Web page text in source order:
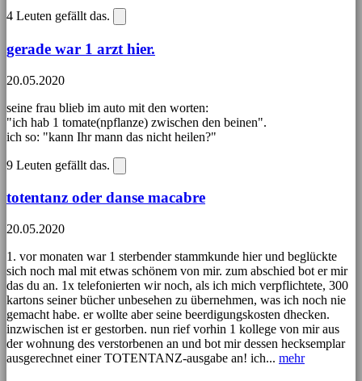
4 Leuten gefällt das.
gerade war 1 arzt hier.
20.05.2020
seine frau blieb im auto mit den worten:
"ich hab 1 tomate(npflanze) zwischen den beinen".
ich so: "kann Ihr mann das nicht heilen?"
9 Leuten gefällt das.
totentanz oder danse macabre
20.05.2020
1. vor monaten war 1 sterbender stammkunde hier und beglückte
sich noch mal mit etwas schönem von mir. zum abschied bot er mir
das du an. 1x telefonierten wir noch, als ich mich verpflichtete, 300
kartons seiner bücher unbesehen zu übernehmen, was ich noch nie
gemacht habe. er wollte aber seine beerdigungskosten dhecken.
inzwischen ist er gestorben. nun rief vorhin 1 kollege von mir aus
der wohnung des verstorbenen an und bot mir dessen hecksemplar
ausgerechnet einer TOTENTANZ-ausgabe an! ich... mehr